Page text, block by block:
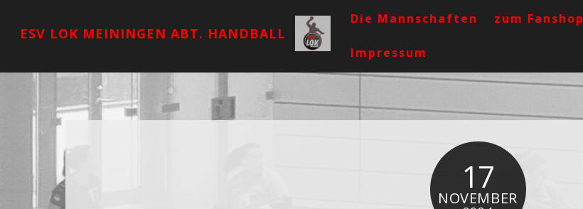
ESV LOK MEININGEN ABT. HANDBALL
Die Mannschaften zum Fanshop
Impressum
17
NOVEMBER